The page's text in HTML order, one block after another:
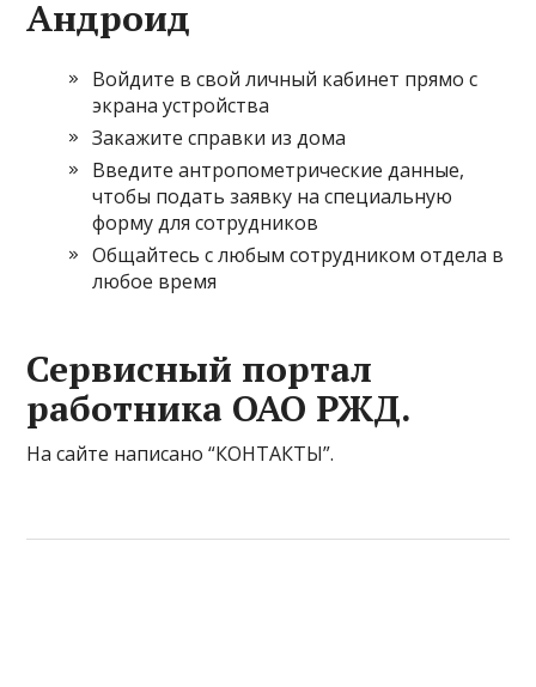
Андроид
Войдите в свой личный кабинет прямо с
экрана устройства
Закажите справки из дома
Введите антропометрические данные,
чтобы подать заявку на специальную
форму для сотрудников
Общайтесь с любым сотрудником отдела в
любое время
Сервисный портал
работника ОАО РЖД.
На сайте написано “КОНТАКТЫ”.